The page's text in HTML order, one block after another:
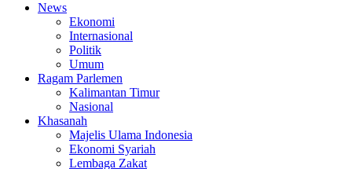
News
Ekonomi
Internasional
Politik
Umum
Ragam Parlemen
Kalimantan Timur
Nasional
Khasanah
Majelis Ulama Indonesia
Ekonomi Syariah
Lembaga Zakat